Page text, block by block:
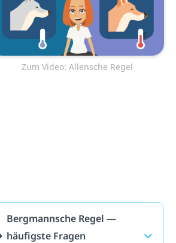
Zum Video: Allensche Regel
Bergmannsche Regel —
häufigste Fragen